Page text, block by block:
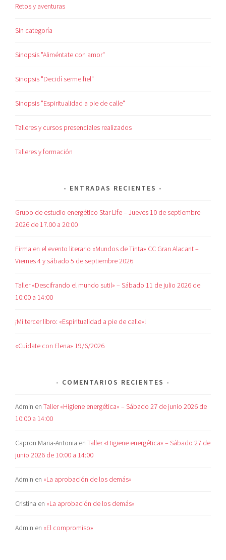
Retos y aventuras
Sin categoría
Sinopsis "Aliméntate con amor"
Sinopsis "Decidí serme fiel"
Sinopsis "Espiritualidad a pie de calle"
Talleres y cursos presenciales realizados
Talleres y formación
ENTRADAS RECIENTES
Grupo de estudio energético Star Life – Jueves 10 de septiembre
2026 de 17.00 a 20:00
Firma en el evento literario «Mundos de Tinta» CC Gran Alacant –
Viernes 4 y sábado 5 de septiembre 2026
Taller «Descifrando el mundo sutil» – Sábado 11 de julio 2026 de
10:00 a 14:00
¡Mi tercer libro: «Espiritualidad a pie de calle»!
«Cuídate con Elena» 19/6/2026
COMENTARIOS RECIENTES
Admin enTaller «Higiene energética» – Sábado 27 de junio 2026 de
10:00 a 14:00
Capron Maria-Antonia enTaller «Higiene energética» – Sábado 27 de
junio 2026 de 10:00 a 14:00
Admin en «La aprobación de los demás»
Cristina en «La aprobación de los demás»
Admin en «El compromiso»